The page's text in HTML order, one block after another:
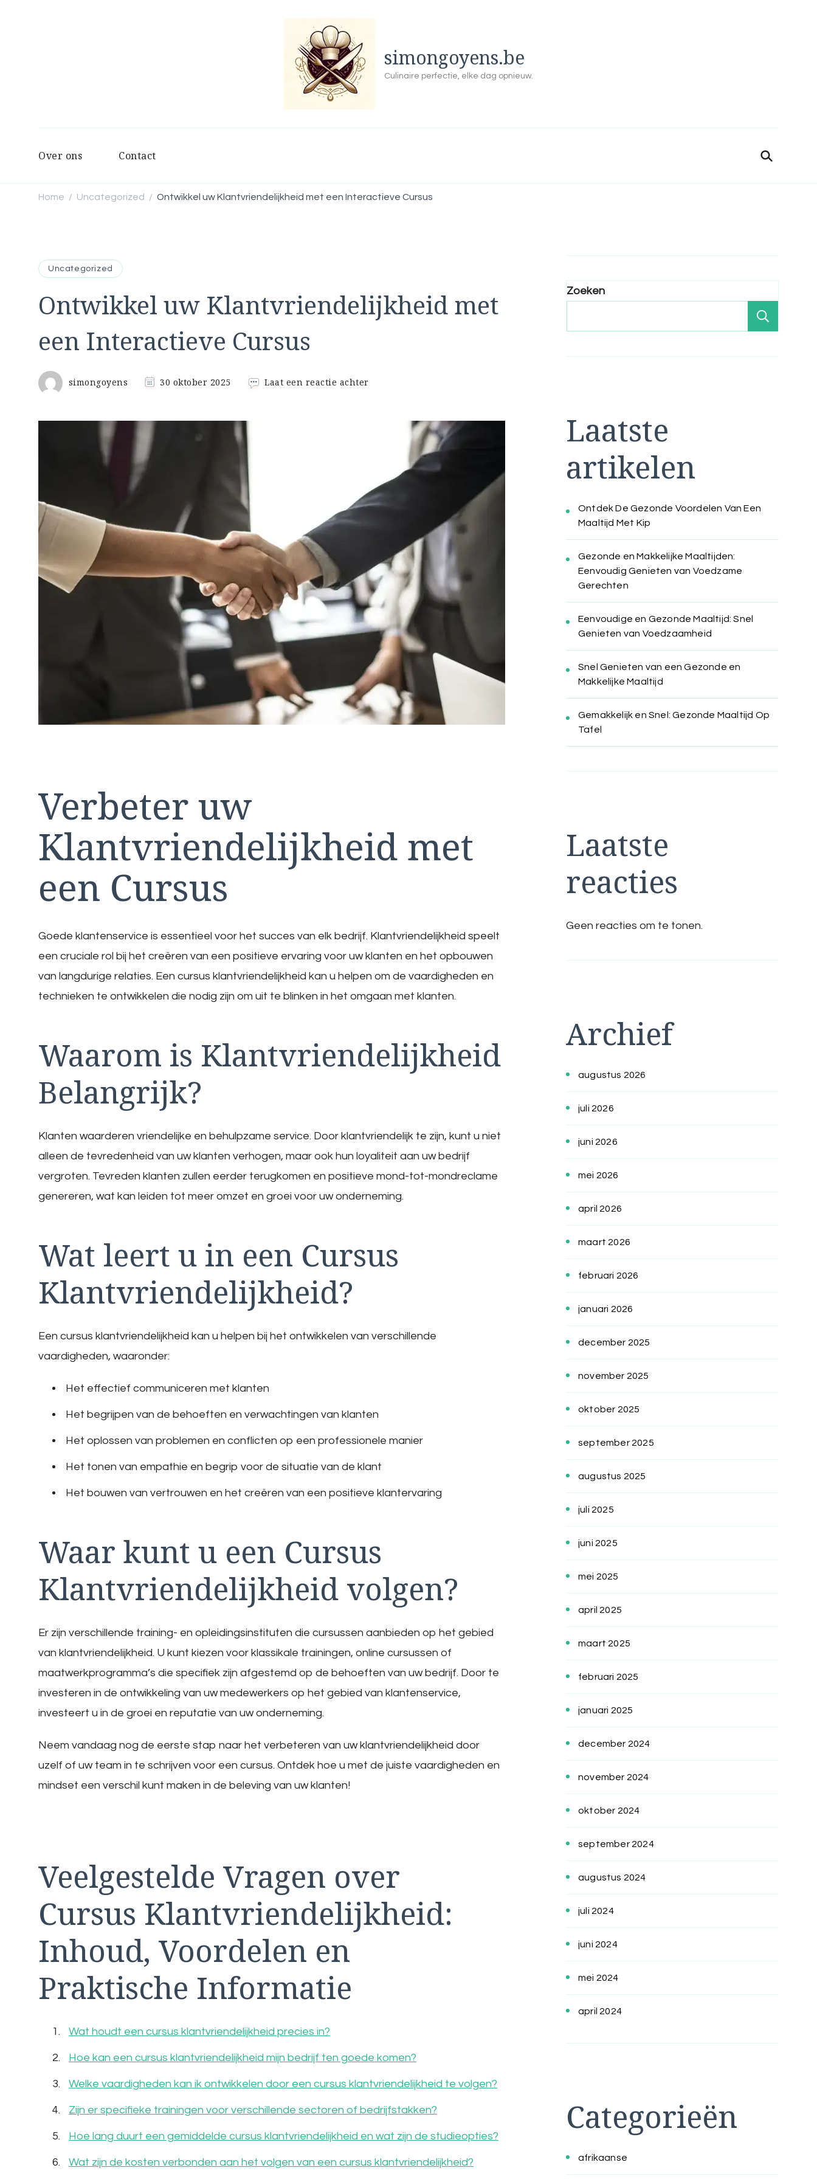
simongoyens.be
Culinaire perfectie, elke dag opnieuw.
Over ons Contact
Home / Uncategorized / Ontwikkel uw Klantvriendelijkheid met een Interactieve Cursus
Uncategorized
Ontwikkel uw Klantvriendelijkheid met
een Interactieve Cursus
simongoyens 30 oktober 2025 Laat een reactie achter
Klantvriendelijkheid
Interactieve
Verbeter uw
Klantvriendelijkheid met
een Cursus
Goede klantenservice is essentieel voor het succes van elk bedrijf. Klantvriendelijkheid speelt
een cruciale rol bij het creëren van een positieve ervaring voor uw klanten en het opbouwen
van langdurige relaties. Een cursus klantvriendelijkheid kan u helpen om de vaardigheden en
technieken te ontwikkelen die nodig zijn om uit te blinken in het omgaan met klanten.
Waarom is Klantvriendelijkheid
Belangrijk?
Klanten waarderen vriendelijke en behulpzame service. Door klantvriendelijk te zijn, kunt u niet
alleen de tevredenheid van uw klanten verhogen, maar ook hun loyaliteit aan uw bedrijf
vergroten. Tevreden klanten zullen eerder terugkomen en positieve mond-tot-mondreclame
genereren, wat kan leiden tot meer omzet en groei voor uw onderneming.
Wat leert u in een Cursus
Klantvriendelijkheid?
Een cursus klantvriendelijkheid kan u helpen bij het ontwikkelen van verschillende
vaardigheden, waaronder:
Het effectief communiceren met klanten
Het begrijpen van de behoeften en verwachtingen van klanten
Het oplossen van problemen en conflicten op een professionele manier
Het tonen van empathie en begrip voor de situatie van de klant
Het bouwen van vertrouwen en het creëren van een positieve klantervaring
Waar kunt u een Cursus
Klantvriendelijkheid volgen?
Er zijn verschillende training- en opleidingsinstituten die cursussen aanbieden op het gebied
van klantvriendelijkheid. U kunt kiezen voor klassikale trainingen, online cursussen of
maatwerkprogramma’s die specifiek zijn afgestemd op de behoeften van uw bedrijf. Door te
investeren in de ontwikkeling van uw medewerkers op het gebied van klantenservice,
investeert u in de groei en reputatie van uw onderneming.
Neem vandaag nog de eerste stap naar het verbeteren van uw klantvriendelijkheid door
uzelf of uw team in te schrijven voor een cursus. Ontdek hoe u met de juiste vaardigheden en
mindset een verschil kunt maken in de beleving van uw klanten!
Veelgestelde Vragen over
Cursus Klantvriendelijkheid:
Inhoud, Voordelen en
Praktische Informatie
Wat houdt een cursus klantvriendelijkheid precies in?
Hoe kan een cursus klantvriendelijkheid mijn bedrijf ten goede komen?
Welke vaardigheden kan ik ontwikkelen door een cursus klantvriendelijkheid te volgen?
Zijn er specifieke trainingen voor verschillende sectoren of bedrijfstakken?
Hoe lang duurt een gemiddelde cursus klantvriendelijkheid en wat zijn de studieopties?
Wat zijn de kosten verbonden aan het volgen van een cursus klantvriendelijkheid?
Zoeken
Laatste
artikelen
Ontdek De Gezonde Voordelen Van Een
Maaltijd Met Kip
Gezonde en Makkelijke Maaltijden:
Eenvoudig Genieten van Voedzame
Gerechten
Eenvoudige en Gezonde Maaltijd: Snel
Genieten van Voedzaamheid
Snel Genieten van een Gezonde en
Makkelijke Maaltijd
Gemakkelijk en Snel: Gezonde Maaltijd Op
Tafel
Laatste
reacties
Geen reacties om te tonen.
Archief
augustus 2026
juli 2026
juni 2026
mei 2026
april 2026
maart 2026
februari 2026
januari 2026
december 2025
november 2025
oktober 2025
september 2025
augustus 2025
juli 2025
juni 2025
mei 2025
april 2025
maart 2025
februari 2025
januari 2025
december 2024
november 2024
oktober 2024
september 2024
augustus 2024
juli 2024
juni 2024
mei 2024
april 2024
Categorieën
afrikaanse